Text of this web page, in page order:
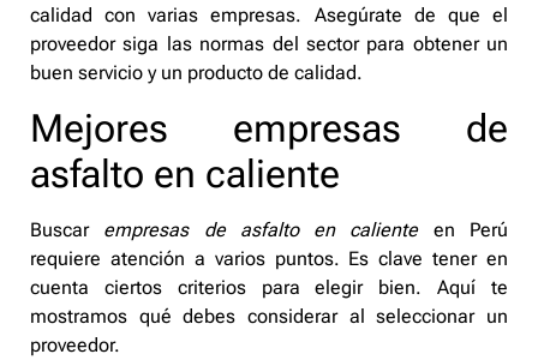
calidad con varias empresas. Asegúrate de que el
proveedor siga las normas del sector para obtener un
buen servicio y un producto de calidad.
Mejores empresas de
asfalto en caliente
Buscar empresas de asfalto en calienteen Perú
requiere atención a varios puntos. Es clave tener en
cuenta ciertos criterios para elegir bien. Aquí te
mostramos qué debes considerar al seleccionar un
proveedor.